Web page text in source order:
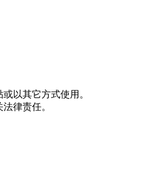
以其它方式使用。
律责任。